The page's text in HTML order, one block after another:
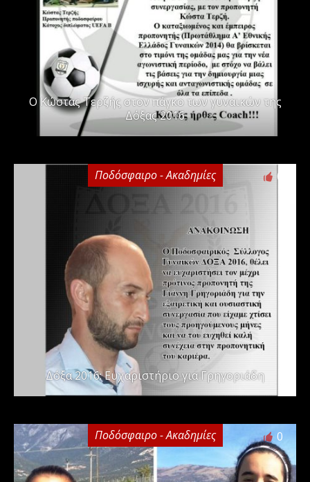
Ο Κώστας Τερζής στον πάγκο των γυναικών της
Δόξας 2016
Ποδόσφαιρο - Ακαδημίες 0
Δόξα 2016: Ευχαριστήριο για Γρηγοριάδη
Ποδόσφαιρο - Ακαδημίες 0